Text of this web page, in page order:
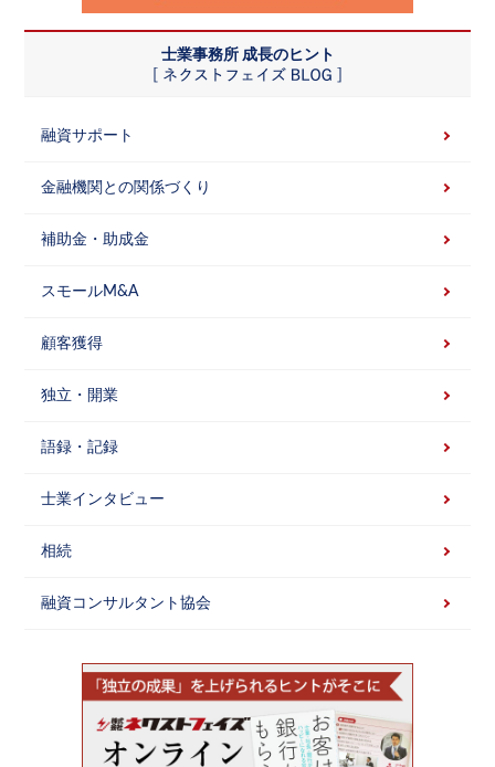
士業事務所 成長のヒント
融資サポート
金融機関との関係づくり
補助金・助成金
スモールM&A
顧客獲得
独立・開業
語録・記録
士業インタビュー
相続
融資コンサルタント協会